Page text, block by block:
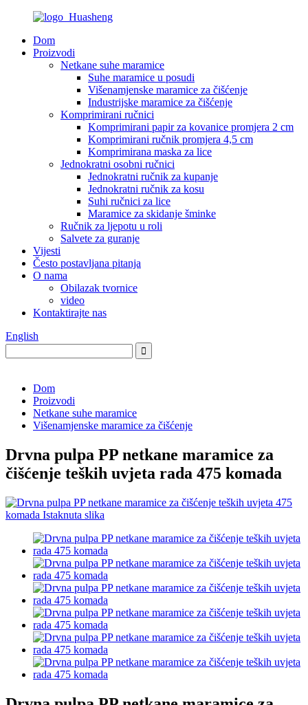
Dom
Proizvodi
Netkane suhe maramice
Suhe maramice u posudi
Višenamjenske maramice za čišćenje
Industrijske maramice za čišćenje
Komprimirani ručnici
Komprimirani papir za kovanice promjera 2 cm
Komprimirani ručnik promjera 4,5 cm
Komprimirana maska ​​za lice
Jednokratni osobni ručnici
Jednokratni ručnik za kupanje
Jednokratni ručnik za kosu
Suhi ručnici za lice
Maramice za skidanje šminke
Ručnik za ljepotu u roli
Salvete za guranje
Vijesti
Često postavljana pitanja
O nama
Obilazak tvornice
video
Kontaktirajte nas
English
Dom
Proizvodi
Netkane suhe maramice
Višenamjenske maramice za čišćenje
Drvna pulpa PP netkane maramice za
čišćenje teških uvjeta rada 475 komada